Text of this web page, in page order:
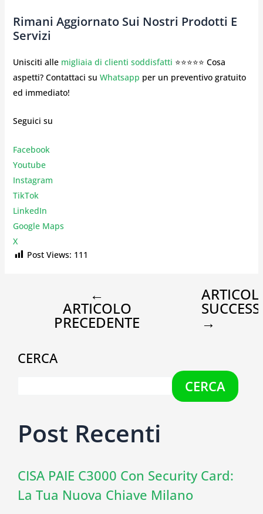
Rimani Aggiornato Sui Nostri Prodotti E
Servizi
Unisciti alle migliaia di clienti soddisfatti ⭐⭐⭐⭐⭐ Cosa
aspetti? Contattaci su Whatsapp per un preventivo gratuito
ed immediato!
Seguici su
Facebook
Youtube
Instagram
TikTok
LinkedIn
Google Maps
X
Post Views: 111
←
ARTICOLO
PRECEDENTE →
CERCA
CERCA
Post Recenti
CISA PAIE C3000 Con Security Card:
La Tua Nuova Chiave Milano